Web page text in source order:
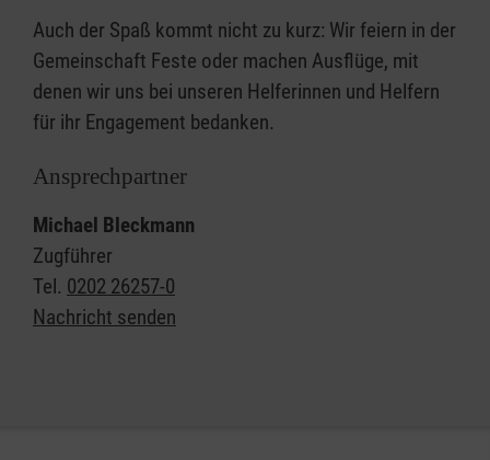
Auch der Spaß kommt nicht zu kurz: Wir feiern in der
Gemeinschaft Feste oder machen Ausflüge, mit
denen wir uns bei unseren Helferinnen und Helfern
für ihr Engagement bedanken.
Ansprechpartner
Michael Bleckmann
Zugführer
Tel. 0202 26257-0
Nachricht senden